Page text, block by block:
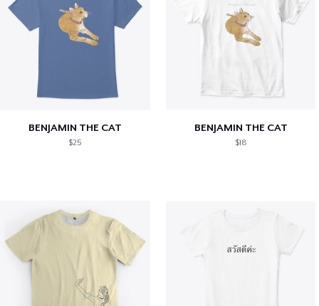
BENJAMIN THE CAT
$25
BENJAMIN THE CAT
$18